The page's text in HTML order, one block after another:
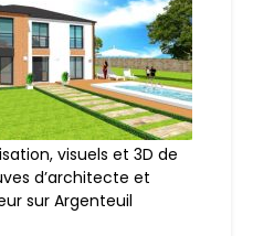
visuels et 3D de
d’architecte et
sur Argenteuil